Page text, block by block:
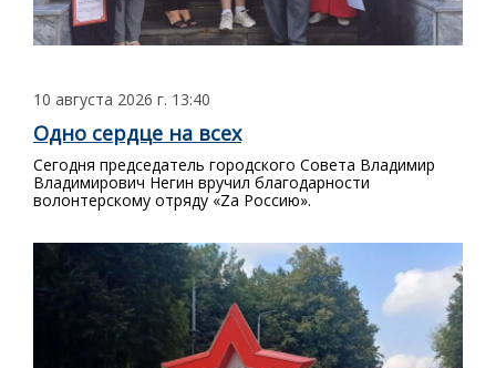
10 августа 2026 г. 13:40
Одно сердце на всех
Сегодня председатель городского Совета Владимир
Владимирович Негин вручил благодарности
волонтерскому отряду «Zа Россию».